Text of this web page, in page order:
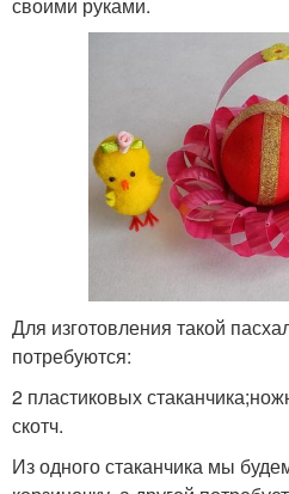
Для изготовления такой
потребуются:
2 пластиковых
скотч.
Из одного стаканчика мы